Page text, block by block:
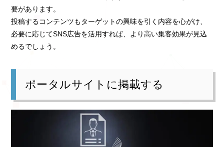
要があります。
投稿するコンテンツもターゲットの興味を引く内容を心がけ、
必要に応じてSNS広告を活用すれば、より高い集客効果が見込
めるでしょう。
ポータルサイトに掲載する